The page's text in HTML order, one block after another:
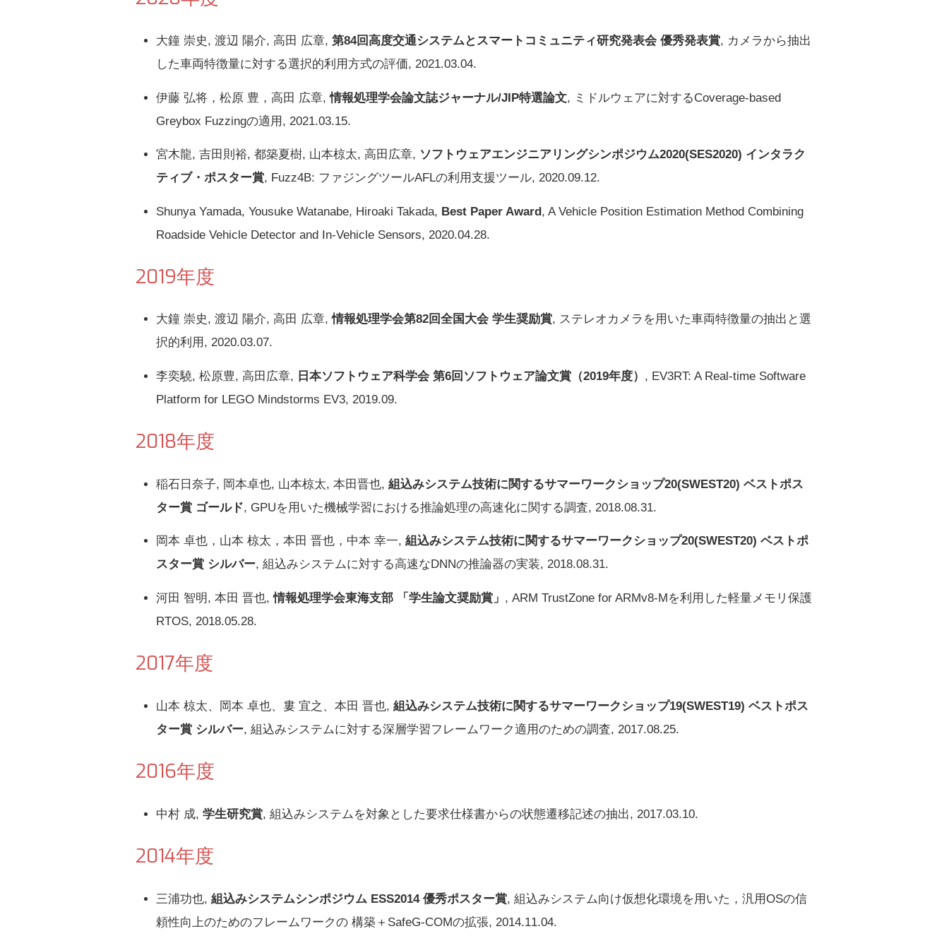
大鐘 崇史, 渡辺 陽介, 高田 広章, 第84回高度交通システムとスマートコミュニティ研究発表会 優秀発表賞, カメラから抽出
した車両特徴量に対する選択的利用方式の評価, 2021.03.04.
伊藤 弘将，松原 豊，高田 広章,情報処理学会論文誌ジャーナル/JIP特選論文, ミドルウェアに対するCoverage-based
Greybox Fuzzingの適用, 2021.03.15.
宮木龍, 吉田則裕, 都築夏樹, 山本椋太, 高田広章, ソフトウェアエンジニアリングシンポジウム2020(SES2020) インタラク
ティブ・ポスター賞, Fuzz4B: ファジングツールAFLの利用支援ツール, 2020.09.12.
Shunya Yamada, Yousuke Watanabe, Hiroaki Takada, Best Paper Award, A Vehicle Position Estimation Method Combining
Roadside Vehicle Detector and In-Vehicle Sensors, 2020.04.28.
2019年度
大鐘 崇史, 渡辺 陽介, 高田 広章,情報処理学会第82回全国大会 学生奨励賞, ステレオカメラを⽤いた⾞両特徴量の抽出と選
択的利⽤, 2020.03.07.
李奕驍, 松原豊, 高田広章, 日本ソフトウェア科学会 第6回ソフトウェア論文賞（2019年度） , EV3RT: A Real-time Software
Platform for LEGO Mindstorms EV3, 2019.09.
2018年度
稲石日奈子, 岡本卓也, 山本椋太, 本田晋也, 組込みシステム技術に関するサマーワークショップ20(SWEST20) ベストポス
ター賞 ゴールド, GPUを用いた機械学習における推論処理の高速化に関する調査, 2018.08.31.
岡本 卓也，山本 椋太，本田 晋也，中本 幸一, 組込みシステム技術に関するサマーワークショップ20(SWEST20) ベストポ
スター賞 シルバー, 組込みシステムに対する高速なDNNの推論器の実装, 2018.08.31.
河田 智明, 本田 晋也,情報処理学会東海支部 「学生論文奨励賞」 , ARM TrustZone for ARMv8-Mを利用した軽量メモリ保護
RTOS, 2018.05.28.
2017年度
山本 椋太、岡本 卓也、婁 宜之、本田 晋也, 組込みシステム技術に関するサマーワークショップ19(SWEST19) ベストポス
ター賞 シルバー, 組込みシステムに対する深層学習フレームワーク適用のための調査, 2017.08.25.
2016年度
中村 成, 学生研究賞, 組込みシステムを対象とした要求仕様書からの状態遷移記述の抽出, 2017.03.10.
2014年度
三浦功也, 組込みシステムシンポジウム ESS2014 優秀ポスター賞, 組込みシステム向け仮想化環境を用いた，汎用OSの信
頼性向上のためのフレームワークの 構築＋SafeG-COMの拡張, 2014.11.04.